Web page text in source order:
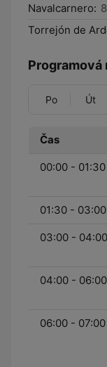
Navalcarnero:
Torrejón de
Programová
Po Út
Čas
00:00 - 01:30
01:30 - 03:00
03:00 - 04:00
04:00 - 06:00
06:00 - 07:00